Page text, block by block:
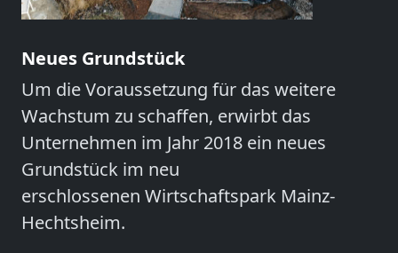
Neues Grundstück
Um die Voraussetzung für das weitere
Wachstum zu schaffen, erwirbt das
Unternehmen im Jahr 2018 ein neues
Grundstück im neu
erschlossenen Wirtschaftspark Mainz-
Hechtsheim.